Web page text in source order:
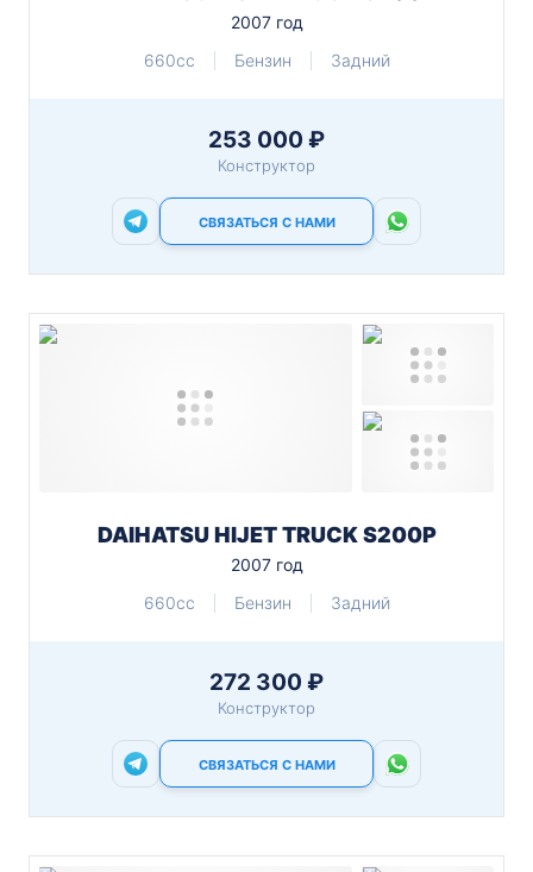
2007 год
660cc
Бензин Задний
253 000 ₽
Конструктор
СВЯЗАТЬСЯ С НАМИ
DAIHATSU HIJET TRUCK S200P
2007 год
660cc
Бензин Задний
272 300 ₽
Конструктор
СВЯЗАТЬСЯ С НАМИ